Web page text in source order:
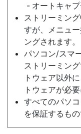
オートキャ
ストリーミン
すが、メニュ
ングされます。
パソコン/スマ
ストリーミン
トウェア以外
トウェアが必
すべてのパソ
を保証するも